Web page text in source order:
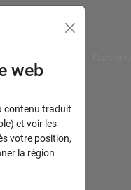
web
contenu traduit
et voir les
votre position,
la région